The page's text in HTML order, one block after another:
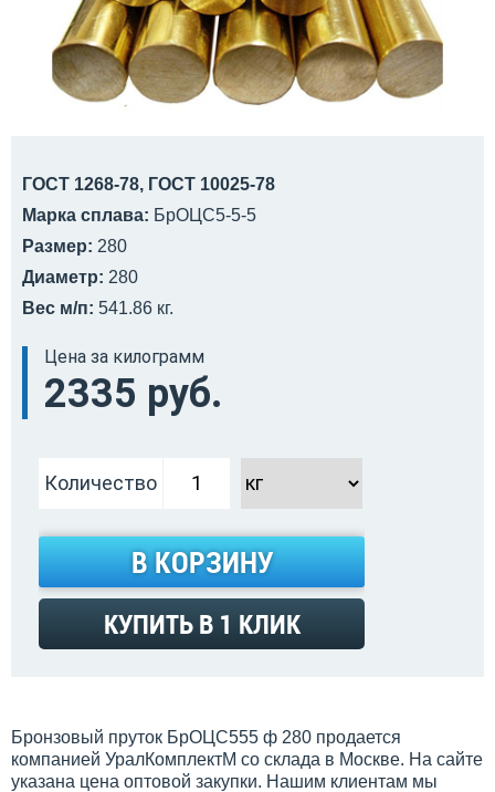
ГОСТ 1268-78, ГОСТ 10025-78
Марка сплава: БрОЦС5-5-5
Размер: 280
Диаметр: 280
Вес м/п: 541.86 кг.
Цена за килограмм
2335 руб.
Количество
В КОРЗИНУ
КУПИТЬ В 1 КЛИК
Бронзовый пруток БрОЦС555 ф 280 продается
компанией УралКомплектМ со склада в Москве. На сайте
указана цена оптовой закупки. Нашим клиентам мы